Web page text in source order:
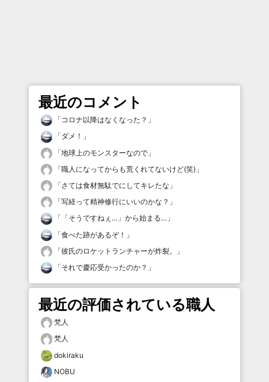
最近のコメント
「コロナ以降はなくなった？ 」
「ダメ！ 」
「地球上のモンスターなので 」
「職人になってからも荒くれてないけど(笑) 」
「さては食材無駄でにしてキレたな 」
「写経って精神修行にいいのかな？ 」
「 「そうですねぇ…」から始まる… 」
「食べた跡があるぞ！ 」
「彼氏のロケットランチャーが炸裂。
」
「それで慶応受かったのか？ 」
最近の評価されている職人
梵人
梵人
dokiraku
NOBU